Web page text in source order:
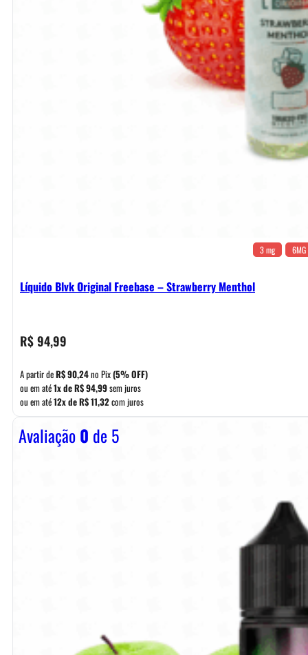
3 mg 6MG
Líquido Blvk Original Freebase – Strawberry Menthol
R$94,99
A partir deR$90,24no Pix(5% OFF)
ou em até1x deR$94,99sem juros
ou em até12x deR$11,32com juros
Avaliação0 de 5